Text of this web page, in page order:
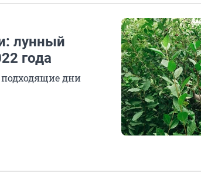
лунный
года
подходящие дни